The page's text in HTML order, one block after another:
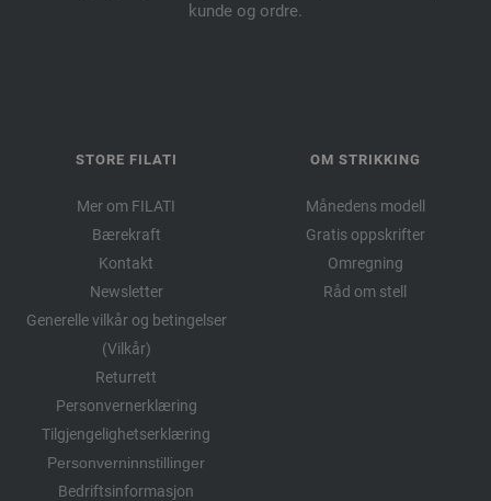
kunde og ordre.
STORE FILATI
Mer om FILATI
Bærekraft
Kontakt
Newsletter
Generelle vilkår og betingelser
(Vilkår)
Returrett
Personvernerklæring
Tilgjengelighetserklæring
Personverninnstillinger
Bedriftsinformasjon
OM STRIKKING
Månedens modell
Gratis oppskrifter
Omregning
Råd om stell